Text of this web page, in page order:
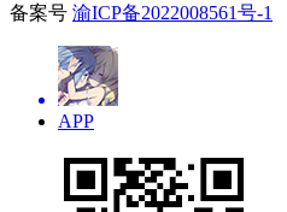
备案号 渝ICP备2022008561号-1
APP